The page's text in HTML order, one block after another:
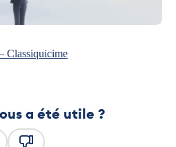
Classiquicime
a été utile ?